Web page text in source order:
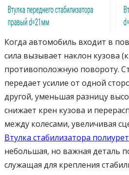
Когда автомобиль входит в
сила вызывает наклон кузова
противоположную повороту.
передает усилие от одной
другой, уменьшая разницу
снижает крен кузова и
между колесами, увеличивая
Втулка стабилизатора
небольшая, но важная деталь
служащая для крепления